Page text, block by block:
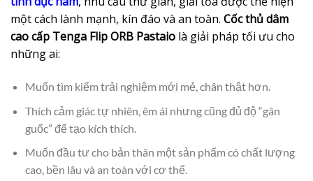
một cách lành mạnh, kín đáo và an toàn. Cốc thủ dâm
cao cấp Tenga Flip ORB Pastaio là giải pháp tối ưu cho
những ai:
Muốn tìm kiếm trải nghiệm mới mẻ, chân thật hơn.
Thích cảm giác tự nhiên, êm ái nhưng cũng đủ độ “gân
guốc” để tạo kích thích.
Muốn đầu tư cho bản thân một sản phẩm có chất lượng
cao, bền lâu và an toàn với cơ thể.